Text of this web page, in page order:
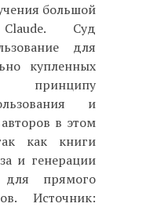
большой
Суд
для
купленных
принципу
и
в этом
как книги
и генерации
прямого
Источник: